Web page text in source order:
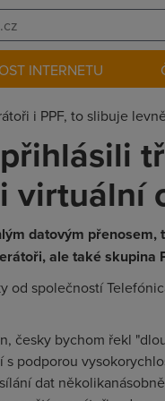
INTERNETU
i PPF, to slibuje
virtuální
datovým přenosem,
ale také skupina
od společností
česky bychom řekl
podporou
dat